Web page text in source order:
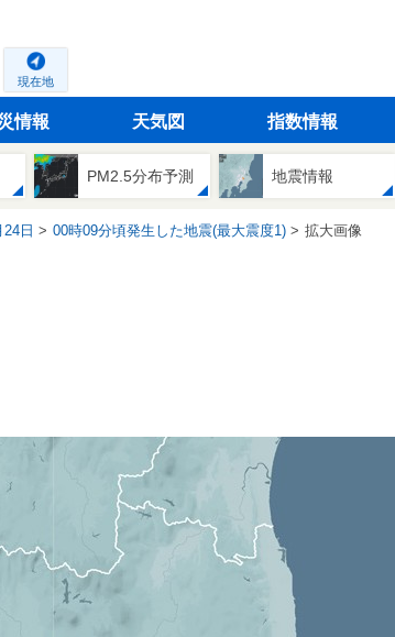
現在地
情報 天気図 指数情報
PM2.5分布予測 地震情報
日 00時09分頃発生した地震(最大震度1) 拡大画像